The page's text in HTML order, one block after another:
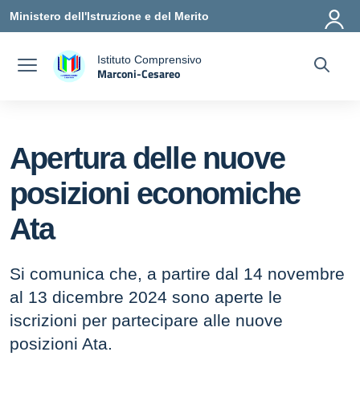
Vai ai contenuti
Vai al menu di navigazione
Vai al footer
Ministero dell'Istruzione e del Merito
Istituto Comprensivo
Marconi-Cesareo
Apertura delle nuove
posizioni economiche
Ata
Si comunica che, a partire dal 14 novembre
al 13 dicembre 2024 sono aperte le
iscrizioni per partecipare alle nuove
posizioni Ata.